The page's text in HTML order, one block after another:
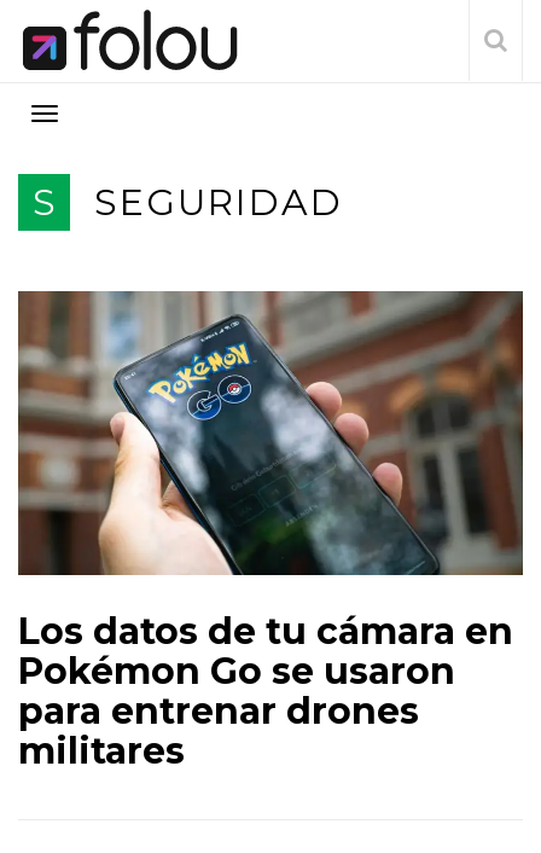
S SEGURIDAD
Los datos de tu cámara en
Pokémon Go se usaron
para entrenar drones
militares